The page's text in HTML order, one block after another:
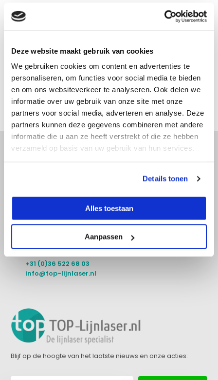
Deze website maakt gebruik van cookies
We gebruiken cookies om content en advertenties te
personaliseren, om functies voor social media te bieden
en om ons websiteverkeer te analyseren. Ook delen we
informatie over uw gebruik van onze site met onze
partners voor social media, adverteren en analyse. Deze
partners kunnen deze gegevens combineren met andere
informatie die u aan ze heeft verstrekt of die ze hebben
verzameld op basis van uw gebruik van hun services.
Details tonen
Alles toestaan
Aanpassen
Vergelijk
Op voorraad
€ 192,39Incl. btw
Bekijken
Doe onze online keuzehulp
+31 (0)36 522 68 03
info@top-lijnlaser.nl
Blijf op de hoogte van het laatste nieuws en onze acties: